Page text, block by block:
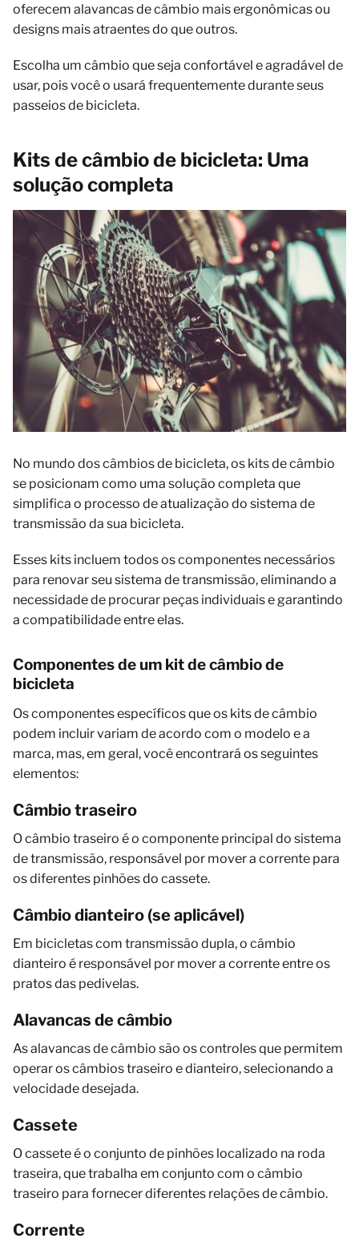
oferecem alavancas de câmbio mais ergonômicas ou
designs mais atraentes do que outros.
Escolha um câmbio que seja confortável e agradável de
usar, pois você o usará frequentemente durante seus
passeios de bicicleta.
Kits de câmbio de bicicleta: Uma
solução completa
No mundo dos câmbios de bicicleta, os kits de câmbio
se posicionam como uma solução completa que
simplifica o processo de atualização do sistema de
transmissão da sua bicicleta.
Esses kits incluem todos os componentes necessários
para renovar seu sistema de transmissão, eliminando a
necessidade de procurar peças individuais e garantindo
a compatibilidade entre elas.
Componentes de um kit de câmbio de
bicicleta
Os componentes específicos que os kits de câmbio
podem incluir variam de acordo com o modelo e a
marca, mas, em geral, você encontrará os seguintes
elementos:
Câmbio traseiro
O câmbio traseiro é o componente principal do sistema
de transmissão, responsável por mover a corrente para
os diferentes pinhões do cassete.
Câmbio dianteiro (se aplicável)
Em bicicletas com transmissão dupla, o câmbio
dianteiro é responsável por mover a corrente entre os
pratos das pedivelas.
Alavancas de câmbio
As alavancas de câmbio são os controles que permitem
operar os câmbios traseiro e dianteiro, selecionando a
velocidade desejada.
Cassete
O cassete é o conjunto de pinhões localizado na roda
traseira, que trabalha em conjunto com o câmbio
traseiro para fornecer diferentes relações de câmbio.
Corrente